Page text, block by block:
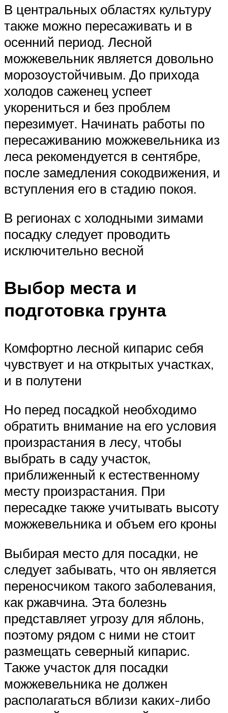
В центральных областях культуру
также можно пересаживать и в
осенний период. Лесной
можжевельник является довольно
морозоустойчивым. До прихода
холодов саженец успеет
укорениться и без проблем
перезимует. Начинать работы по
пересаживанию можжевельника из
леса рекомендуется в сентябре,
после замедления сокодвижения, и
вступления его в стадию покоя.
В регионах с холодными зимами
посадку следует проводить
исключительно весной
Выбор места и
подготовка грунта
Комфортно лесной кипарис себя
чувствует и на открытых участках,
и в полутени
Но перед посадкой необходимо
обратить внимание на его условия
произрастания в лесу, чтобы
выбрать в саду участок,
приближенный к естественному
месту произрастания. При
пересадке также учитывать высоту
можжевельника и объем его кроны
Выбирая место для посадки, не
следует забывать, что он является
переносчиком такого заболевания,
как ржавчина. Эта болезнь
представляет угрозу для яблонь,
поэтому рядом с ними не стоит
размещать северный кипарис.
Также участок для посадки
можжевельника не должен
располагаться вблизи каких-либо